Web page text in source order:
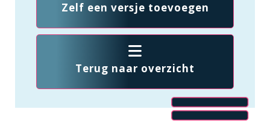
Zelf een versje toevoegen
Terug naar overzicht